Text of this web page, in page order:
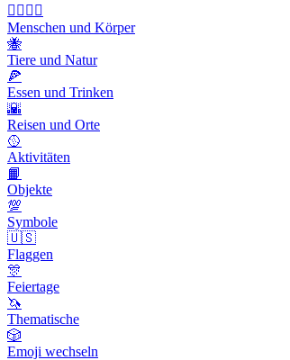
👩‍❤️‍💋‍👨
Menschen und Körper
🐝
Tiere und Natur
🍕
Essen und Trinken
🌇
Reisen und Orte
🥎
Aktivitäten
📙
Objekte
💯
Symbole
🇺🇸
Flaggen
🎊
Feiertage
🦄
Thematische
🎲
Emoji wechseln